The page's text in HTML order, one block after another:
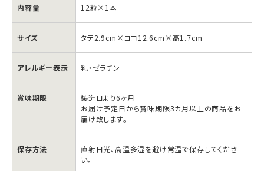
内容量 12粒×1本
サイズ タテ2.9cm×ヨコ12.6cm×高1.7cm
アレルギー表示 乳・ゼラチン
賞味期限
製造日より6ヶ月
お届け予定日から賞味期限3カ月以上の商品をお
届け致します。
保存方法
直射日光、高温多湿を避け常温で保存してくださ
い。